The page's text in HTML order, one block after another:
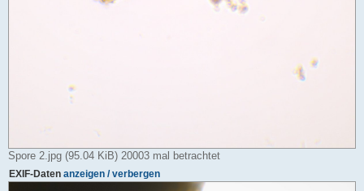
Spore 2.jpg (95.04 KiB) 20003 mal betrachtet
EXIF-Daten anzeigen / verbergen